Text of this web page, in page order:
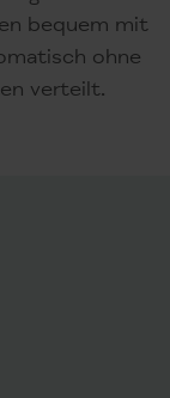
bequem mit
ohne
verteilt.